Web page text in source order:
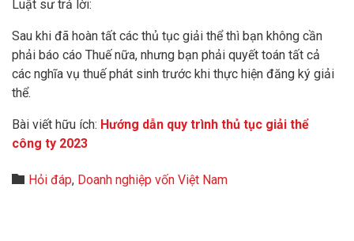
Luật sư trả lời:
Sau khi đã hoàn tất các thủ tục giải thể thì bạn không cần
phải báo cáo Thuế nữa, nhưng bạn phải quyết toán tất cả
các nghĩa vụ thuế phát sinh trước khi thực hiện đăng ký giải
thể.
Bài viết hữu ích: Hướng dẫn quy trình thủ tục giải thể
công ty 2023
 Category
Hỏi đáp, Doanh nghiệp vốn Việt Nam